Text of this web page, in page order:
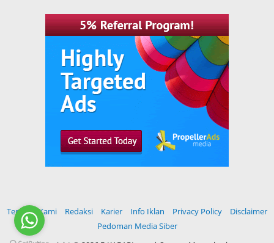
Tentang Kami Redaksi Karier Info Iklan Privacy Policy
Disclaimer
Pedoman Media Siber